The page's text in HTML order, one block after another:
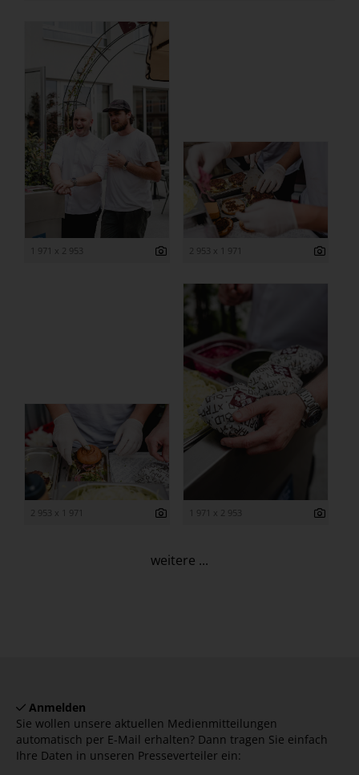
1 971 x 2 953 2 953 x 1 971
2 953 x 1 971 1 971 x 2 953
weitere ...
Anmelden
Sie wollen unsere aktuellen Medienmitteilungen
automatisch per E-Mail erhalten? Dann tragen Sie einfach
Ihre Daten in unseren Presseverteiler ein: